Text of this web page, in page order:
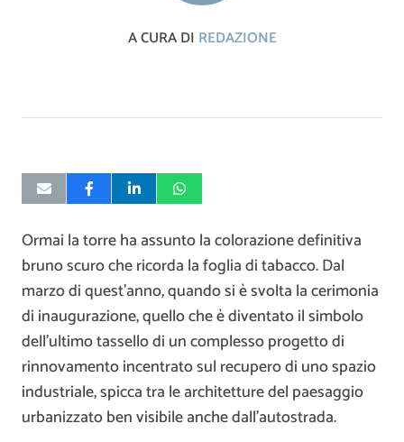
A CURA DI REDAZIONE
Ormai la torre ha assunto la colorazione definitiva
bruno scuro che ricorda la foglia di tabacco. Dal
marzo di quest’anno, quando si è svolta la cerimonia
di inaugurazione, quello che è diventato il simbolo
dell’ultimo tassello di un complesso progetto di
rinnovamento incentrato sul recupero di uno spazio
industriale, spicca tra le architetture del paesaggio
urbanizzato ben visibile anche dall’autostrada.